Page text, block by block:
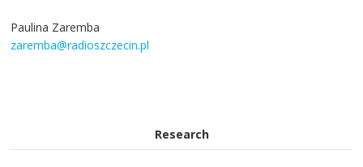
Paulina Zaremba
zaremba@radioszczecin.pl
Research